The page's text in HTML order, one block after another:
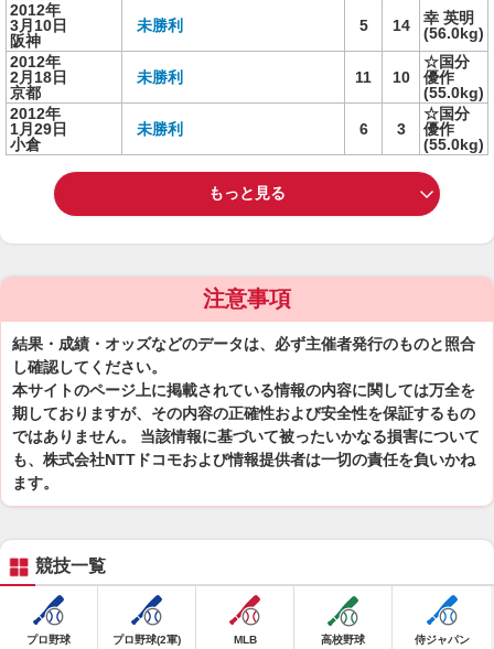
2012年
3月10日
阪神
未勝利 5 14
幸 英明
(56.0kg)
2012年
2月18日
京都
未勝利 11 10
☆国分
優作
(55.0kg)
2012年
1月29日
小倉
未勝利 6 3
☆国分
優作
(55.0kg)
もっと見る
注意事項
結果・成績・オッズなどのデータは、必ず主催者発行のものと照合
し確認してください。
本サイトのページ上に掲載されている情報の内容に関しては万全を
期しておりますが、その内容の正確性および安全性を保証するもの
ではありません。 当該情報に基づいて被ったいかなる損害について
も、株式会社NTTドコモおよび情報提供者は一切の責任を負いかね
ます。
競技一覧
プロ野球 プロ野球(2軍) MLB 高校野球 侍ジャパン